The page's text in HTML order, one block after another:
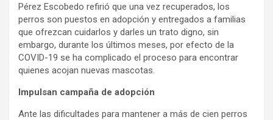
Pérez Escobedo refirió que una vez recuperados, los
perros son puestos en adopción y entregados a familias
que ofrezcan cuidarlos y darles un trato digno, sin
embargo, durante los últimos meses, por efecto de la
COVID-19 se ha complicado el proceso para encontrar
quienes acojan nuevas mascotas.
Impulsan campaña de adopción
Ante las dificultades para mantener a más de cien perros